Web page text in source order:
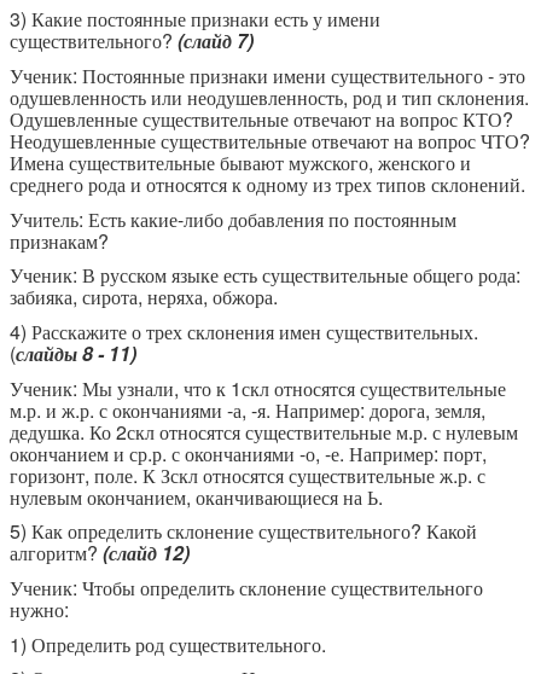
3) Какие постоянные признаки есть у имени
существительного? (слайд 7)
Ученик: Постоянные признаки имени существительного - это
одушевленность или неодушевленность, род и тип склонения.
Одушевленные существительные отвечают на вопрос КТО?
Неодушевленные существительные отвечают на вопрос ЧТО?
Имена существительные бывают мужского, женского и
среднего рода и относятся к одному из трех типов склонений.
Учитель: Есть какие-либо добавления по постоянным
признакам?
Ученик: В русском языке есть существительные общего рода:
забияка, сирота, неряха, обжора.
4) Расскажите о трех склонения имен существительных.
(слайды 8 - 11)
Ученик: Мы узнали, что к 1скл относятся существительные
м.р. и ж.р. с окончаниями -а, -я. Например: дорога, земля,
дедушка. Ко 2скл относятся существительные м.р. с нулевым
окончанием и ср.р. с окончаниями -о, -е. Например: порт,
горизонт, поле. К Зскл относятся существительные ж.р. с
нулевым окончанием, оканчивающиеся на Ь.
5) Как определить склонение существительного? Какой
алгоритм? (слайд 12)
Ученик: Чтобы определить склонение существительного
нужно:
1) Определить род существительного.